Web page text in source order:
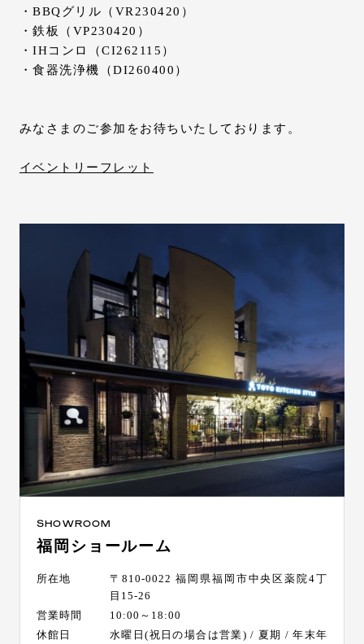
・BBQグリル（VR230420）
・鉄板（VP230420）
・IHコンロ（CI262115）
・食器洗浄機（DI260400）
みなさまのご参加をお待ちいたしております。
イベントリーフレット
SHOWROOM
福岡ショールーム
所在地
〒810-0022 福岡県福岡市中央区薬院4丁
目15-26
営業時間
10:00～18:00
休館日
水曜日(祝日の場合は営業) / 夏期 / 年末年